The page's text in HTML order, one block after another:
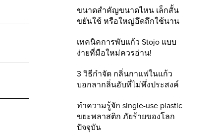
ขนาดสำคัญขนาดไหน เล็กสั้น
ขยันใช้ หรือใหญ่อึดถึกใช้นาน
เทคนิคการพับแก้ว Stojo แบบ
ง่ายที่มือใหม่ควรอ่าน!
3 วิธีกำจัด กลิ่นกาแฟในแก้ว
บอกลากลิ่นอับที่ไม่พึ่งประสงค์
ทำความรู้จัก single-use plastic
ขยะพลาสติก ภัยร้ายของโลก
ปัจจุบัน